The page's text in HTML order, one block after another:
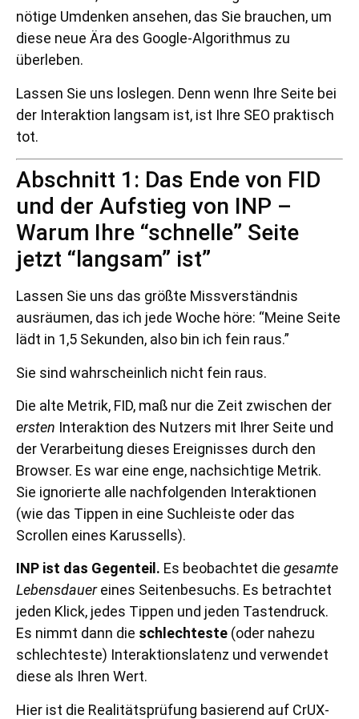
nötige Umdenken ansehen, das Sie brauchen, um
diese neue Ära des Google-Algorithmus zu
überleben.
Lassen Sie uns loslegen. Denn wenn Ihre Seite bei
der Interaktion langsam ist, ist Ihre SEO praktisch
tot.
Abschnitt 1: Das Ende von FID
und der Aufstieg von INP –
Warum Ihre “schnelle” Seite
jetzt “langsam” ist”
Lassen Sie uns das größte Missverständnis
ausräumen, das ich jede Woche höre: “Meine Seite
lädt in 1,5 Sekunden, also bin ich fein raus.”
Sie sind wahrscheinlich nicht fein raus.
Die alte Metrik, FID, maß nur die Zeit zwischen der
ersten Interaktion des Nutzers mit Ihrer Seite und
der Verarbeitung dieses Ereignisses durch den
Browser. Es war eine enge, nachsichtige Metrik.
Sie ignorierte alle nachfolgenden Interaktionen
(wie das Tippen in eine Suchleiste oder das
Scrollen eines Karussells).
INP ist das Gegenteil. Es beobachtet die gesamte
Lebensdauereines Seitenbesuchs. Es betrachtet
jeden Klick, jedes Tippen und jeden Tastendruck.
Es nimmt dann die schlechteste (oder nahezu
schlechteste) Interaktionslatenz und verwendet
diese als Ihren Wert.
Hier ist die Realitätsprüfung basierend auf CrUX-